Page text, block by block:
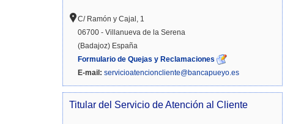
C/ Ramón y Cajal, 1
06700 - Villanueva de la Serena
(Badajoz) España
Formulario de Quejas y Reclamaciones
E-mail: servicioatencioncliente@bancapueyo.es
Titular del Servicio de Atención al Cliente